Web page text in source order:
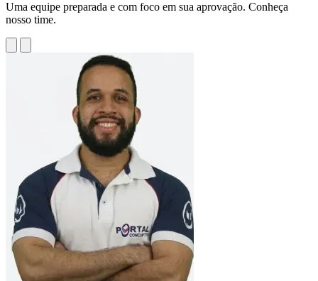
Uma equipe preparada e com foco em sua aprovação. Conheça
nosso time.